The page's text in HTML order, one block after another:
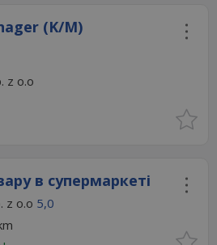
(K/M)
z o.o
в супермаркеті
z o.o 5,0